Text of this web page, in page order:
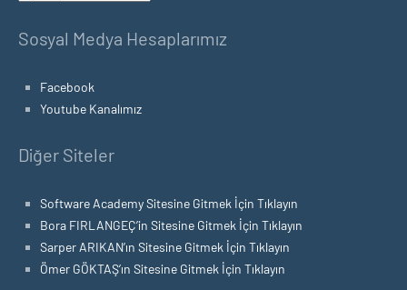
Sosyal Medya Hesaplarımız
Facebook
Youtube Kanalımız
Diğer Siteler
Software Academy Sitesine Gitmek İçin Tıklayın
Bora FIRLANGEÇ’in Sitesine Gitmek İçin Tıklayın
Sarper ARIKAN’ın Sitesine Gitmek İçin Tıklayın
Ömer GÖKTAŞ’ın Sitesine Gitmek İçin Tıklayın